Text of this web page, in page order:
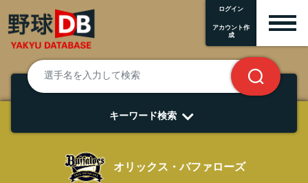
ログイン
アカウント作
成
キーワード検索
オリックス・バファローズ